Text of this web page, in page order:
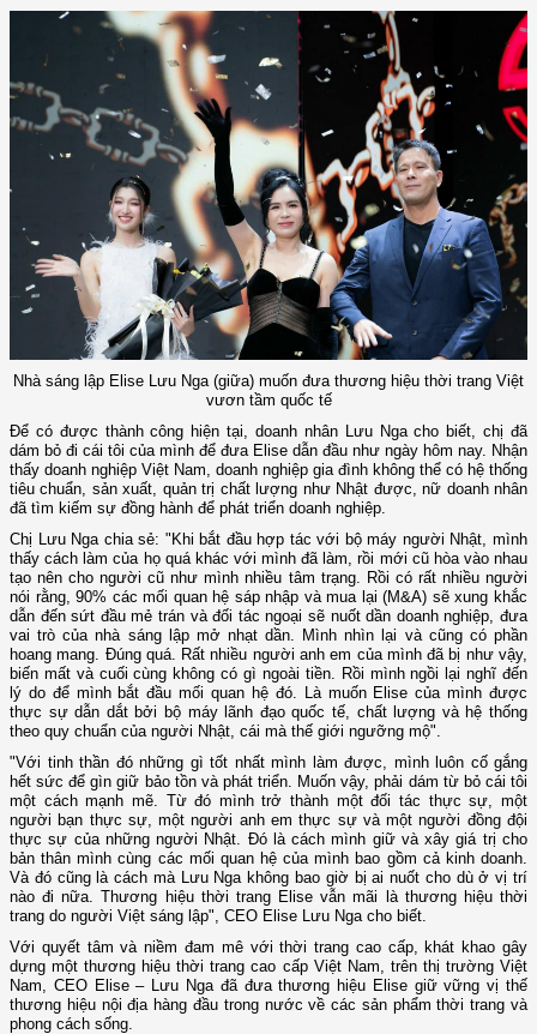
Nhà sáng lập Elise Lưu Nga (giữa) muốn đưa thương hiệu thời trang Việt
vươn tầm quốc tế
Để có được thành công hiện tại, doanh nhân Lưu Nga cho biết, chị đã
dám bỏ đi cái tôi của mình để đưa Elise dẫn đầu như ngày hôm nay. Nhận
thấy doanh nghiệp Việt Nam, doanh nghiệp gia đình không thể có hệ thống
tiêu chuẩn, sản xuất, quản trị chất lượng như Nhật được, nữ doanh nhân
đã tìm kiếm sự đồng hành để phát triển doanh nghiệp.
Chị Lưu Nga chia sẻ: "Khi bắt đầu hợp tác với bộ máy người Nhật, mình
thấy cách làm của họ quá khác với mình đã làm, rồi mới cũ hòa vào nhau
tạo nên cho người cũ như mình nhiều tâm trạng. Rồi có rất nhiều người
nói rằng, 90% các mối quan hệ sáp nhập và mua lại (M&A) sẽ xung khắc
dẫn đến sứt đầu mẻ trán và đối tác ngoại sẽ nuốt dần doanh nghiệp, đưa
vai trò của nhà sáng lập mở nhạt dần. Mình nhìn lại và cũng có phần
hoang mang. Đúng quá. Rất nhiều người anh em của mình đã bị như vậy,
biến mất và cuối cùng không có gì ngoài tiền. Rồi mình ngồi lại nghĩ đến
lý do để mình bắt đầu mối quan hệ đó. Là muốn Elise của mình được
thực sự dẫn dắt bởi bộ máy lãnh đạo quốc tế, chất lượng và hệ thống
theo quy chuẩn của người Nhật, cái mà thế giới ngưỡng mộ".
"Với tinh thần đó những gì tốt nhất mình làm được, mình luôn cố gắng
hết sức để gìn giữ bảo tồn và phát triển. Muốn vậy, phải dám từ bỏ cái tôi
một cách mạnh mẽ. Từ đó mình trở thành một đối tác thực sự, một
người bạn thực sự, một người anh em thực sự và một người đồng đội
thực sự của những người Nhật. Đó là cách mình giữ và xây giá trị cho
bản thân mình cùng các mối quan hệ của mình bao gồm cả kinh doanh.
Và đó cũng là cách mà Lưu Nga không bao giờ bị ai nuốt cho dù ở vị trí
nào đi nữa. Thương hiệu thời trang Elise vẫn mãi là thương hiệu thời
trang do người Việt sáng lập", CEO Elise Lưu Nga cho biết.
Với quyết tâm và niềm đam mê với thời trang cao cấp, khát khao gây
dựng một thương hiệu thời trang cao cấp Việt Nam, trên thị trường Việt
Nam, CEO Elise – Lưu Nga đã đưa thương hiệu Elise giữ vững vị thế
thương hiệu nội địa hàng đầu trong nước về các sản phẩm thời trang và
phong cách sống.